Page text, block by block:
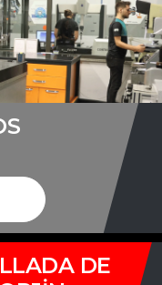
DE